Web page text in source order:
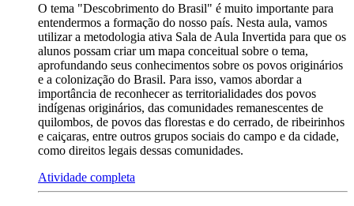
O tema "Descobrimento do Brasil" é muito importante para
entendermos a formação do nosso país. Nesta aula, vamos
utilizar a metodologia ativa Sala de Aula Invertida para que os
alunos possam criar um mapa conceitual sobre o tema,
aprofundando seus conhecimentos sobre os povos originários
e a colonização do Brasil. Para isso, vamos abordar a
importância de reconhecer as territorialidades dos povos
indígenas originários, das comunidades remanescentes de
quilombos, de povos das florestas e do cerrado, de ribeirinhos
e caiçaras, entre outros grupos sociais do campo e da cidade,
como direitos legais dessas comunidades.
Atividade completa